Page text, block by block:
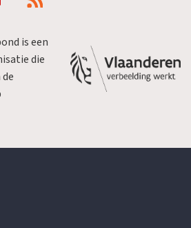
is een
die